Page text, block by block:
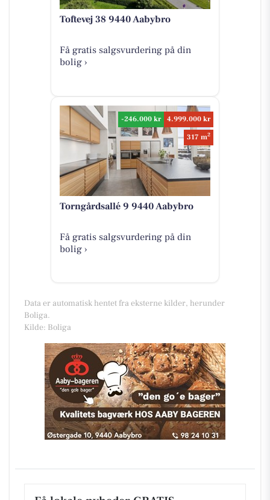
Toftevej 38 9440 Aabybro
Få gratis salgsvurdering på din
bolig ›
-246.000 kr
4.999.000 kr
317 m2
Torngårdsallé 9 9440 Aabybro
Få gratis salgsvurdering på din
bolig ›
Data er automatisk hentet fra eksterne kilder, herunder
Boliga.
Kilde: Boliga